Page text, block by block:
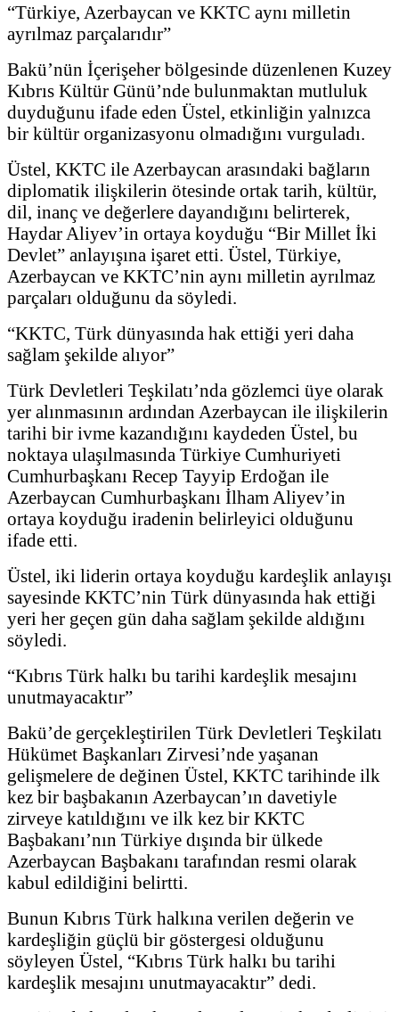
“Türkiye, Azerbaycan ve KKTC aynı milletin
ayrılmaz parçalarıdır”
Bakü’nün İçerişeher bölgesinde düzenlenen Kuzey
Kıbrıs Kültür Günü’nde bulunmaktan mutluluk
duyduğunu ifade eden Üstel, etkinliğin yalnızca
bir kültür organizasyonu olmadığını vurguladı.
Üstel, KKTC ile Azerbaycan arasındaki bağların
diplomatik ilişkilerin ötesinde ortak tarih, kültür,
dil, inanç ve değerlere dayandığını belirterek,
Haydar Aliyev’in ortaya koyduğu “Bir Millet İki
Devlet” anlayışına işaret etti. Üstel, Türkiye,
Azerbaycan ve KKTC’nin aynı milletin ayrılmaz
parçaları olduğunu da söyledi.
“KKTC, Türk dünyasında hak ettiği yeri daha
sağlam şekilde alıyor”
Türk Devletleri Teşkilatı’nda gözlemci üye olarak
yer alınmasının ardından Azerbaycan ile ilişkilerin
tarihi bir ivme kazandığını kaydeden Üstel, bu
noktaya ulaşılmasında Türkiye Cumhuriyeti
Cumhurbaşkanı Recep Tayyip Erdoğan ile
Azerbaycan Cumhurbaşkanı İlham Aliyev’in
ortaya koyduğu iradenin belirleyici olduğunu
ifade etti.
Üstel, iki liderin ortaya koyduğu kardeşlik anlayışı
sayesinde KKTC’nin Türk dünyasında hak ettiği
yeri her geçen gün daha sağlam şekilde aldığını
söyledi.
“Kıbrıs Türk halkı bu tarihi kardeşlik mesajını
unutmayacaktır”
Bakü’de gerçekleştirilen Türk Devletleri Teşkilatı
Hükümet Başkanları Zirvesi’nde yaşanan
gelişmelere de değinen Üstel, KKTC tarihinde ilk
kez bir başbakanın Azerbaycan’ın davetiyle
zirveye katıldığını ve ilk kez bir KKTC
Başbakanı’nın Türkiye dışında bir ülkede
Azerbaycan Başbakanı tarafından resmi olarak
kabul edildiğini belirtti.
Bunun Kıbrıs Türk halkına verilen değerin ve
kardeşliğin güçlü bir göstergesi olduğunu
söyleyen Üstel, “Kıbrıs Türk halkı bu tarihi
kardeşlik mesajını unutmayacaktır” dedi.